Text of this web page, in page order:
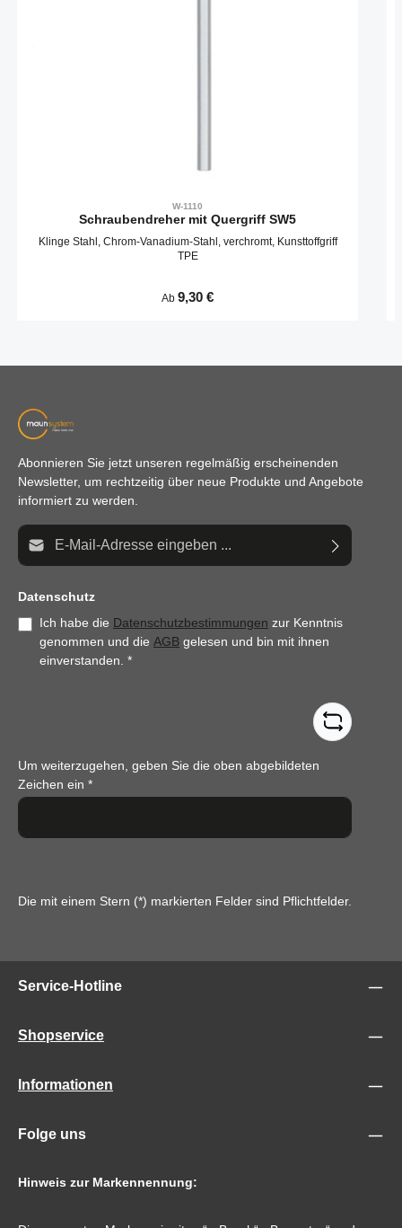
W-1110
Schraubendreher mit Quergriff SW5
Klinge Stahl, Chrom-Vanadium-Stahl, verchromt, Kunsttoffgriff
TPE
Regulärer Preis:
Ab 9,30 €
Abonnieren Sie jetzt unseren regelmäßig erscheinenden
Newsletter, um rechtzeitig über neue Produkte und Angebote
informiert zu werden.
E-Mail-Adresse*
Datenschutz
Ich habe die Datenschutzbestimmungen zur Kenntnis
genommen und die AGB gelesen und bin mit ihnen
einverstanden. *
Um weiterzugehen, geben Sie die oben abgebildeten
Zeichen ein *
Die mit einem Stern (*) markierten Felder sind Pflichtfelder.
Service-Hotline
Shopservice
Informationen
Folge uns
Hinweis zur Markennennung: